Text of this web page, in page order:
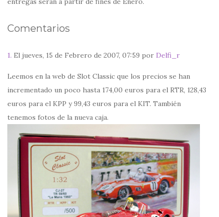
Comentarios
1. El jueves, 15 de Febrero de 2007, 07:59 por Delfi_r
Leemos en la web de Slot Classic que los precios se han
incrementado un poco hasta 174,00 euros para el RTR, 128,43
euros para el KPP y 99,43 euros para el KIT. También
tenemos fotos de la nueva caja.